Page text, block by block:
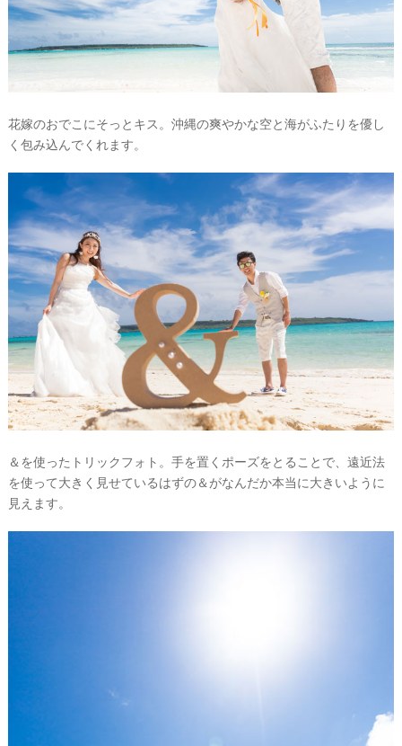
花嫁のおでこにそっとキス。沖縄の爽やかな空と海がふたりを優し
く包み込んでくれます。
＆を使ったトリックフォト。手を置くポーズをとることで、遠近法
を使って大きく見せているはずの＆がなんだか本当に大きいように
見えます。